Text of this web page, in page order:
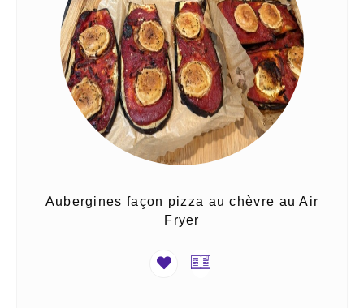
Aubergines façon pizza au chèvre au Air
Fryer